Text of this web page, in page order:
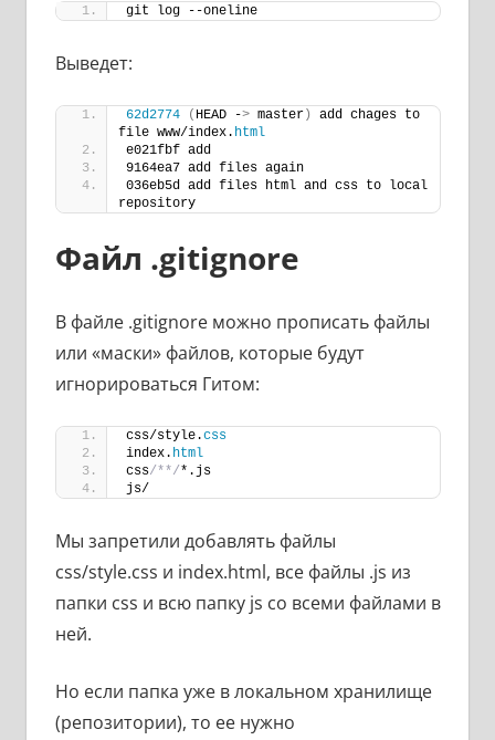
git log --oneline
Выведет:
62d2774 ( HEAD -> master)
add chages to
file www/index. html
e021fbf add
9164ea7 add files again
036eb5d add files html and css to local
repository
Файл .gitignore
В файле .gitignore можно прописать файлы
или «маски» файлов, которые будут
игнорироваться Гитом:
css/style.css
index. html
css/**/*.js
js/
Мы запретили добавлять файлы
css/style.css и index.html, все файлы .js из
папки css и всю папку js со всеми файлами в
ней.
Но если папка уже в локальном хранилище
(репозитории), то ее нужно